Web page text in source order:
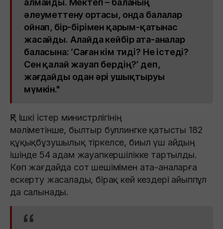
әлеуметтену ортасы, онда балалар
ойнап, бір-бірімен қарым-қатынас
жасайды. Алайда кейбір ата-аналар
баласына: ‘Саған кім тиді? Не істеді?
Сен қалай жауап бердің?’ деп,
жағдайды одан әрі ушықтыруы
мүмкін."
ҚР Ішкі істер министрлігінің
мәліметінше, былтыр буллингке қатысты 182
құқықбұзушылық тіркелсе, биыл үш айдың
ішінде 54 адам жауапкершілікке тартылды.
Көп жағдайда сот шешімімен ата-аналарға
ескерту жасалады, бірақ кей кездері айыппұл
да салынады.